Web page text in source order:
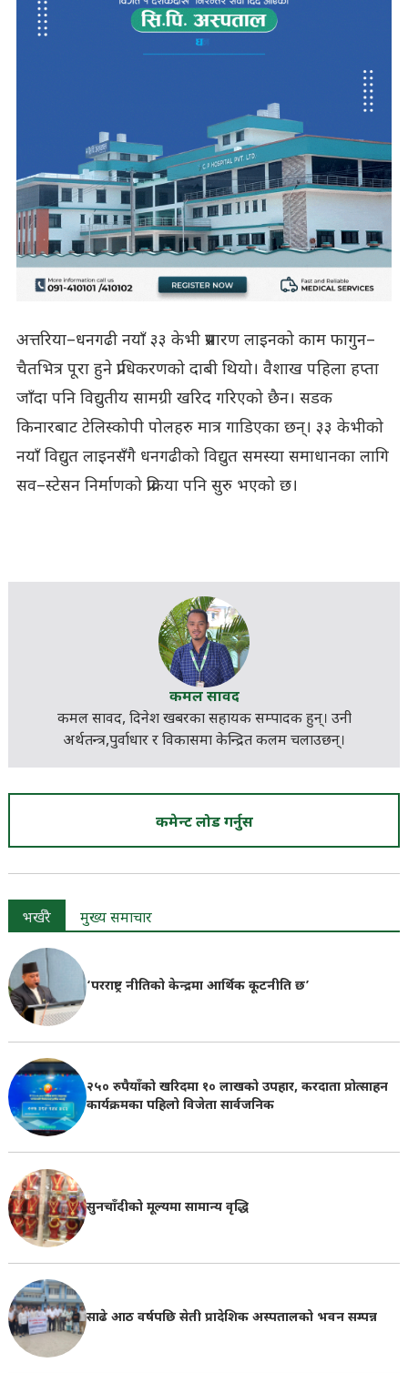
अत्तरिया–धनगढी नयाँ ३३ केभी प्रसारण लाइनको काम फागुन–
चैतभित्र पूरा हुने प्राधिकरणको दाबी थियो। वैशाख पहिला हप्ता
जाँदा पनि विद्युतीय सामग्री खरिद गरिएको छैन। सडक
किनारबाट टेलिस्कोपी पोलहरु मात्र गाडिएका छन्। ३३ केभीको
नयाँ विद्युत लाइनसँगै धनगढीको विद्युत समस्या समाधानका लागि
सव–स्टेसन निर्माणको प्रक्रिया पनि सुरु भएको छ।
कमल सावद
कमल सावद, दिनेश खबरकासहायक सम्पादकहुन्। उनी
अर्थतन्त्र,पुर्वाधार र विकासमा केन्द्रित कलम चलाउछन्।
कमेन्ट लोड गर्नुस
भर्खरै मुख्य समाचार
‘परराष्ट्र नीतिको केन्द्रमा आर्थिक कूटनीति छ’
२५० रुपैयाँको खरिदमा १० लाखको उपहार, करदाता प्रोत्साहन
कार्यक्रमका पहिलो विजेता सार्वजनिक
सुनचाँदीको मूल्यमा सामान्य वृद्धि
साढे आठ वर्षपछि सेती प्रादेशिक अस्पतालको भवन सम्पन्न